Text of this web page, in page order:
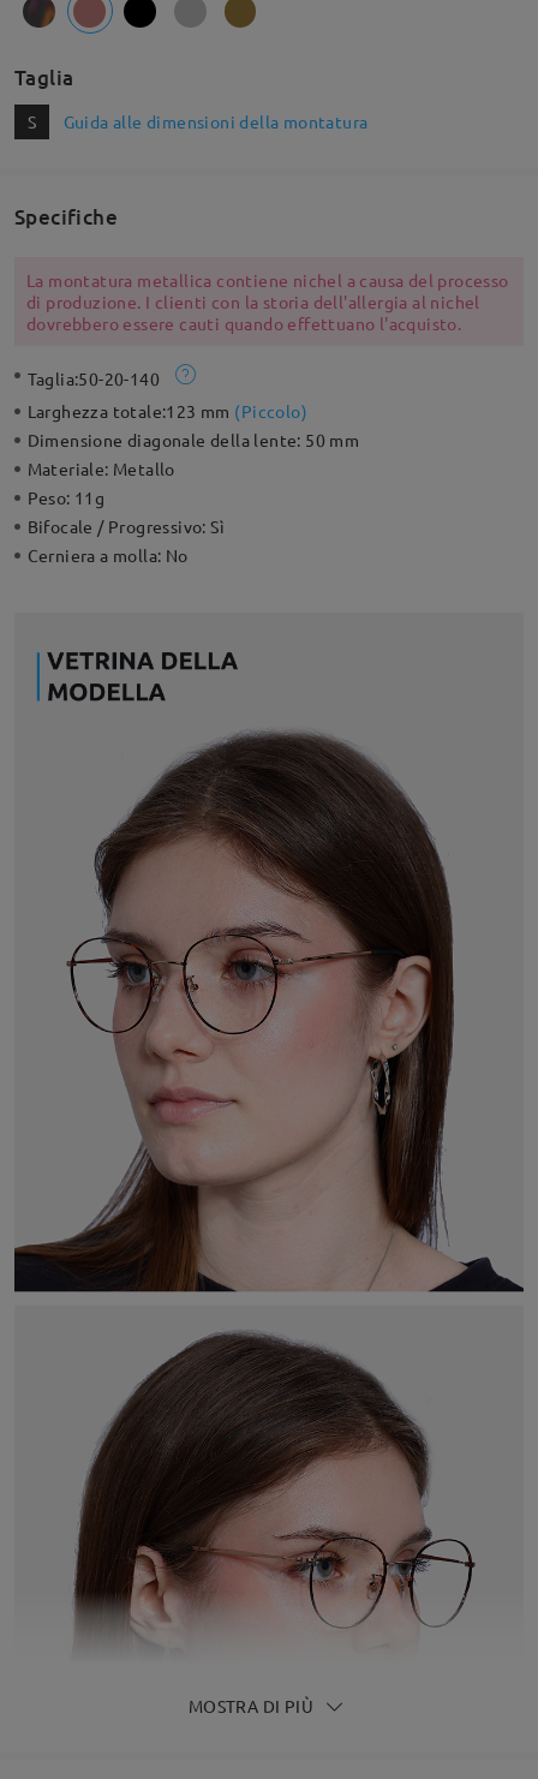
Taglia
S Guida alle dimensioni della montatura
Specifiche
La montatura metallica contiene nichel a causa del processo
di produzione. I clienti con la storia dell'allergia al nichel
dovrebbero essere cauti quando effettuano l'acquisto.
Taglia:50-20-140
Larghezza totale:123 mm (Piccolo)
Dimensione diagonale della lente: 50 mm
Materiale: Metallo
Peso: 11g
Bifocale / Progressivo:Sì
Cerniera a molla: No
MOSTRA DI PIÙ